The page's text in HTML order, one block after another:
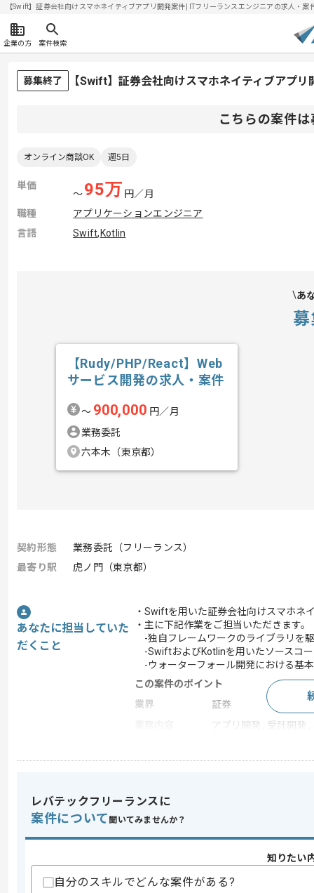
【Swift】証券会社向けスマホネイティブアプリ開発案件| ITフリーランスエンジニアの求人・
企業の方 案件検索
募集終了 【Swift】証券会社向けスマホネイティブアプ
こちらの案件
オンライン商談OK 週5日
単価
〜95万 円／月
職種
アプリケーションエンジニア
言語
Swift, Kotlin
あ
【Rudy/PHP/React】Web
サービス開発の求人・案件
〜 900,000 円／月
業務委託
六本木（東京都）
契約形態
業務委託（フリーランス）
最寄り駅
虎ノ門（東京都）
あなたに担当していた
だくこと
・Swiftを用いた証券会社向けスマホネ
・主に下記作業をご担当いただきます。
-独自フレームワークのライブラリを
-SwiftおよびKotlinを用いたソースコ
-ウォーターフォール開発における基
この案件のポイント
業界
証券
アプリ開発 , 受託開発
スキル
求めるスキル
・Swiftを用いた実務開発経験(1年以上)
・基本設計から構築までのインライン
スキルに不安がある方へ
レバテックフリーランスに
案件について 聞いてみませんか？
知りたい
自分のスキルでどんな案件がある?